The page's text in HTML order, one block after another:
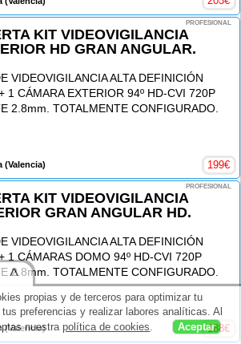
PROFESIONAL
KIT VIDEOVIGILANCIA
HD GRAN ANGULAR.
VIDEOVIGILANCIA ALTA DEFINICIÓN
1 CÁMARA EXTERIOR 94º HD-CVI 720P
2.8mm. TOTALMENTE CONFIGURADO.
(Valencia) 199€
PROFESIONAL
KIT VIDEOVIGILANCIA
GRAN ANGULAR HD.
VIDEOVIGILANCIA ALTA DEFINICIÓN
1 CÁMARAS DOMO 94º HD-CVI 720P
2.8mm. TOTALMENTE CONFIGURADO.
(Valencia) 188€
propias y de terceros para optimizar tu
preferencias y realizar labores analíticas. Al
nuestrapolítica de cookies. Aceptar
^